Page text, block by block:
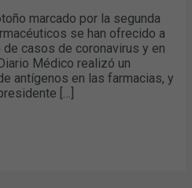
marcado por la segunda
se han ofrecido a
casos de coronavirus y en
Médico realizó un
antígenos en las farmacias, y
[…]